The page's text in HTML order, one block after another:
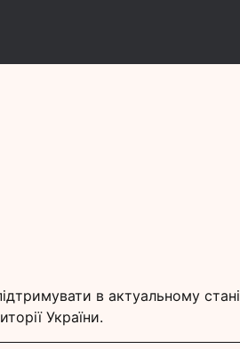
в актуальному стані
України.